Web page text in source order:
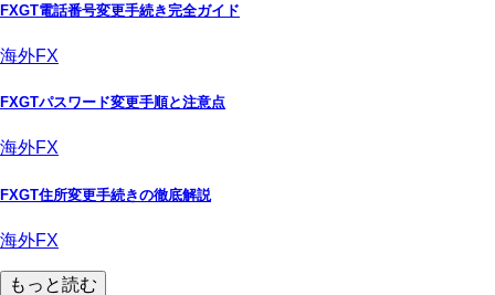
FXGT電話番号変更手続き完全ガイド
海外FX
FXGTパスワード変更手順と注意点
海外FX
FXGT住所変更手続きの徹底解説
海外FX
もっと読む